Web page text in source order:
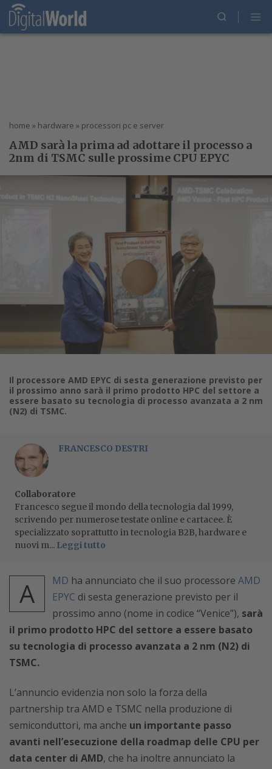
home » hardware » processori pc e server
AMD sarà la prima ad adottare il processo a
2nm di TSMC sulle prossime CPU EPYC
Il processore AMD EPYC di sesta generazione previsto per
il prossimo anno sarà il primo prodotto HPC del settore a
essere basato su tecnologia di processo avanzata a 2 nm
(N2) di TSMC.
FRANCESCO DESTRI
Collaboratore
Francesco segue il mondo della tecnologia dal 1999,
scrivendo per numerose testate online e cartacee. È
specializzato soprattutto in tecnologia B2B, hardware e
nuovi m... Leggi tutto
A MD ha annunciato che il suo processore AMD
EPYC di sesta generazione previsto per il
prossimo anno (nome in codice “Venice”), sarà
il primo prodotto HPC del settore a essere basato
su tecnologia di processo avanzata a 2 nm (N2) di
TSMC.
L’annuncio evidenzia non solo la forza della
partnership tra AMD e TSMC nella produzione di
semiconduttori, ma anche un importante passo
avanti nell’esecuzione della roadmap delle CPU per
data center di AMD, che ha inoltre annunciato la